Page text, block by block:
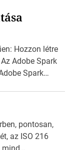
Hozzon létre
Adobe Spark
Spark
miközben
címkét?
kívánt címke
pontosan,
az ISO 216